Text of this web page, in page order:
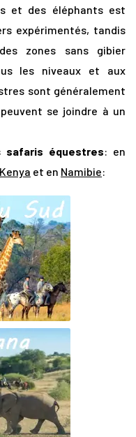
et des éléphants est
expérimentés, tandis
zones sans gibier
les niveaux et aux
sont généralement
se joindre à un
safaris équestres: en
Kenya et en Namibie: